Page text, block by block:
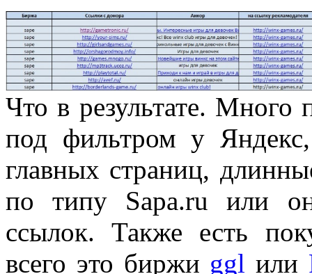
Что в результате. Много
под фильтром у
главных страниц,
по типу Sapa.ru или
ссылок. Также есть
всего это биржи ggl или